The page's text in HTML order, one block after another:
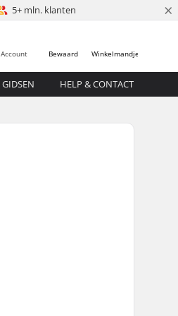
5+ mln. klanten ×
Winkelmandje
Bewaard
Account
GIDSEN HELP & CONTACT